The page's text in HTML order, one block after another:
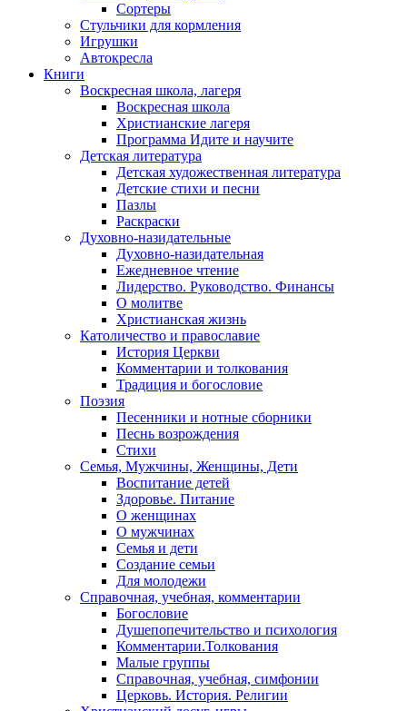
Сортеры
Стульчики для кормления
Игрушки
Автокресла
Книги
Воскресная школа, лагеря
Воскресная школа
Христианские лагеря
Программа Идите и научите
Детская литература
Детская художественная литература
Детские стихи и песни
Пазлы
Раскраски
Духовно-назидательные
Духовно-назидательная
Ежедневное чтение
Лидерство. Руководство. Финансы
О молитве
Христианская жизнь
Католичество и православие
История Церкви
Комментарии и толкования
Традиция и богословие
Поэзия
Песенники и нотные сборники
Песнь возрождения
Стихи
Семья, Мужчины, Женщины, Дети
Воспитание детей
Здоровье. Питание
О женщинах
О мужчинах
Семья и дети
Создание семьи
Для молодежи
Справочная, учебная, комментарии
Богословие
Душепопечительство и психология
Комментарии.Толкования
Малые группы
Справочная, учебная, симфонии
Церковь. История. Религии